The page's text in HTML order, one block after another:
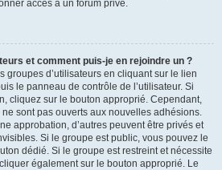
accès à un forum privé.
et comment puis-je en rejoindre un ?
groupes d’utilisateurs en cliquant sur le lien
le panneau de contrôle de l’utilisateur. Si
cliquez sur le bouton approprié. Cependant,
sont pas ouverts aux nouvelles adhésions.
approbation, d’autres peuvent être privés et
Si le groupe est public, vous pouvez le
dédié. Si le groupe est restreint et nécessite
également sur le bouton approprié. Le